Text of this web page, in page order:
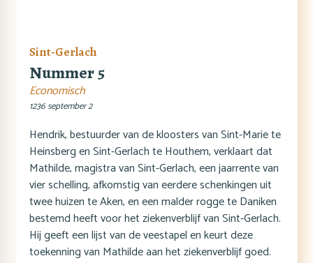
Sint-Gerlach
Nummer 5
Economisch
1236 september 2
Hendrik, bestuurder van de kloosters van Sint-Marie te
Heinsberg en Sint-Gerlach te Houthem, verklaart dat
Mathilde, magistra van Sint-Gerlach, een jaarrente van
vier schelling, afkomstig van eerdere schenkingen uit
twee huizen te Aken, en een malder rogge te Daniken
bestemd heeft voor het ziekenverblijf van Sint-Gerlach.
Hij geeft een lijst van de veestapel en keurt deze
toekenning van Mathilde aan het ziekenverblijf goed.